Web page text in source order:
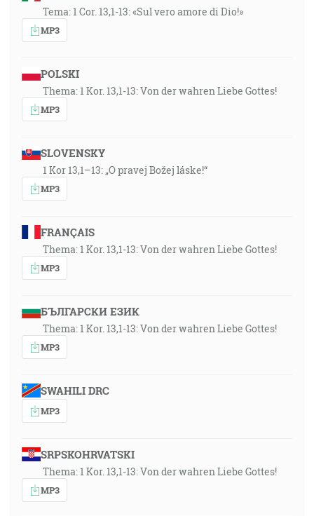
Tema: 1 Cor. 13,1-13: «Sul vero amore di Dio!»
MP3
POLSKI
Thema: 1 Kor. 13,1-13: Von der wahren Liebe Gottes!
MP3
SLOVENSKY
1 Kor 13,1–13: „O pravej Božej láske!“
MP3
FRANÇAIS
Thema: 1 Kor. 13,1-13: Von der wahren Liebe Gottes!
MP3
БЪЛГАРСКИ ЕЗИК
Thema: 1 Kor. 13,1-13: Von der wahren Liebe Gottes!
MP3
SWAHILI DRC
MP3
SRPSKOHRVATSKI
Thema: 1 Kor. 13,1-13: Von der wahren Liebe Gottes!
MP3